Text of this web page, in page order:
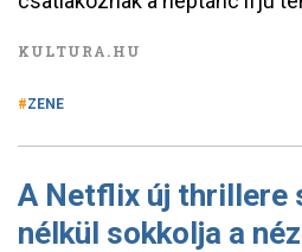
KULTURA.HU
ZENE
A Netflix új thrillere
nélkül sokkolja a